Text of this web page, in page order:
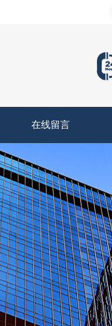
在线留言